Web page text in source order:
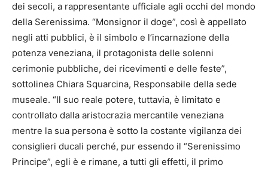
dei secoli, a rappresentante ufficiale agli occhi del mondo
della Serenissima. “Monsignor il doge”, così è appellato
negli atti pubblici, è il simbolo e l’incarnazione della
potenza veneziana, il protagonista delle solenni
cerimonie pubbliche, dei ricevimenti e delle feste”,
sottolinea Chiara Squarcina, Responsabile della sede
museale. “Il suo reale potere, tuttavia, è limitato e
controllato dalla aristocrazia mercantile veneziana
mentre la sua persona è sotto la costante vigilanza dei
consiglieri ducali perché, pur essendo il “Serenissimo
Principe”, egli è e rimane, a tutti gli effetti, il primo